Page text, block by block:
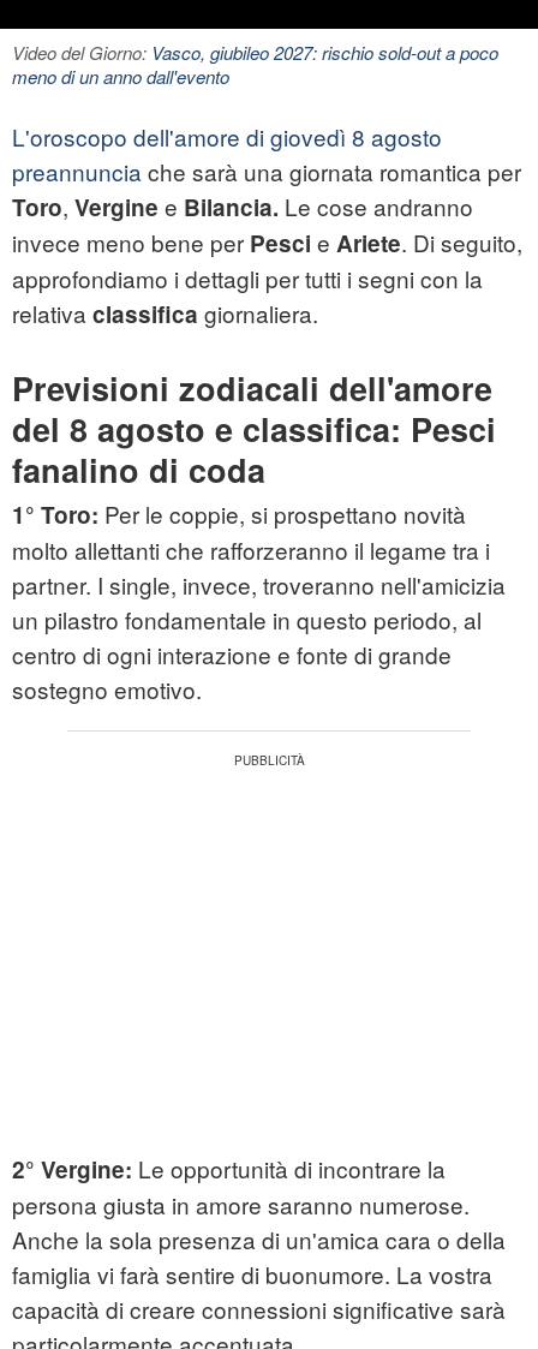
Video del Giorno: Vasco, giubileo 2027: rischio sold-out a poco
meno di un anno dall'evento
L'oroscopo dell'amore di giovedì 8 agosto
preannuncia che sarà una giornata romantica per
Toro, Vergine e Bilancia. Le cose andranno
invece meno bene per Pesci e Ariete. Di seguito,
approfondiamo i dettagli per tutti i segni con la
relativa classifica giornaliera.
Previsioni zodiacali dell'amore
del 8 agosto e classifica: Pesci
fanalino di coda
1° Toro: Per le coppie, si prospettano novità
molto allettanti che rafforzeranno il legame tra i
partner. I single, invece, troveranno nell'amicizia
un pilastro fondamentale in questo periodo, al
centro di ogni interazione e fonte di grande
sostegno emotivo.
2° Vergine: Le opportunità di incontrare la
persona giusta in amore saranno numerose.
Anche la sola presenza di un'amica cara o della
famiglia vi farà sentire di buonumore. La vostra
capacità di creare connessioni significative sarà